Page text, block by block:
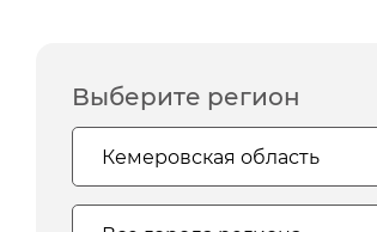
Выберите регион